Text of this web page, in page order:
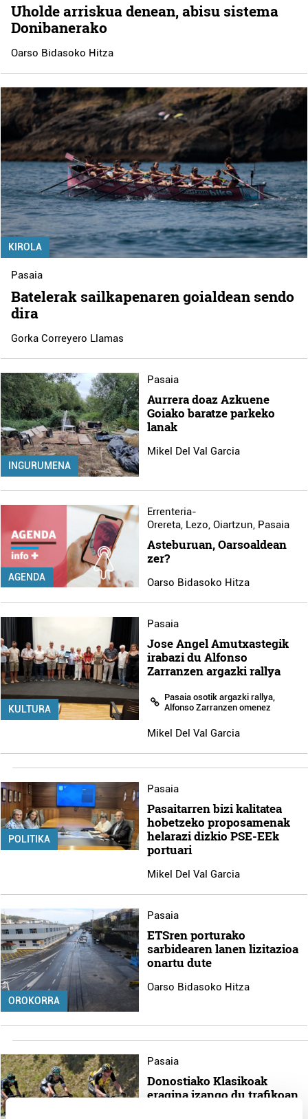
Uholde arriskua denean, abisu sistema
Donibanerako
Oarso Bidasoko Hitza
KIROLA
Pasaia
Batelerak sailkapenaren goialdean sendo
dira
Gorka Correyero Llamas
INGURUMENA
Pasaia
Aurrera doaz Azkuene
Goiako baratze parkeko
lanak
Mikel Del Val Garcia
AGENDA
Errenteria-
Orereta, Lezo Oiartzun Pasaia
Asteburuan, Oarsoaldean
zer?
Oarso Bidasoko Hitza
KULTURA
Pasaia
Jose Angel Amutxastegik
irabazi du Alfonso
Zarranzen argazki rallya
Pasaia osotik argazki rallya,
Alfonso Zarranzen omenez
Mikel Del Val Garcia
POLITIKA
Pasaia
Pasaitarren bizi kalitatea
hobetzeko proposamenak
helarazi dizkio PSE-EEk
portuari
Mikel Del Val Garcia
OROKORRA
Pasaia
ETSren porturako
sarbidearen lanen lizitazioa
onartu dute
Oarso Bidasoko Hitza
Pasaia
Donostiako Klasikoak
eragina izango du trafikoan